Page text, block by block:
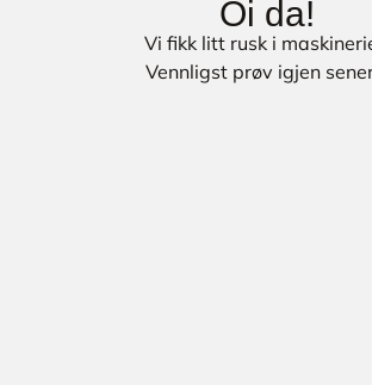
Oi da!
Vi fikk litt rusk i
Vennligst prøv igjen